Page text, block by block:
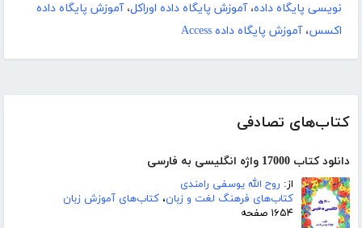
کتاب‌های تصادفی
دانلود کتاب 17000 واژه انگلیسی به فارسی
از: روح الله یوسفی رامندی
کتاب‌های فرهنگ لغت و زبان، کتاب‌های آموزش زبان
۱۶۵۴ صفحه
نویسی پایگاه داده،آموزش پایگاه داده اوراکل،آموزش پایگاه داده
اکسس،آموزش پایگاه داده Access